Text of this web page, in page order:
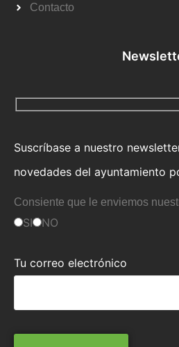
Contacto
Suscríbase a nuestro
novedades del ayuntamiento
Consiente que le enviemos
SI NO
Tu correo electrónico